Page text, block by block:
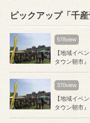
ピックアップ「千産
578view
【地域イベ
タウン朝市』
370view
【地域イベ
タウン朝市』